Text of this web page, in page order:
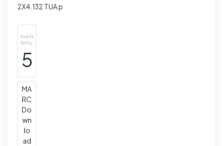
2X4.132 TUA p
Availa
bility
5
MA
RC
Do
wn
lo
ad